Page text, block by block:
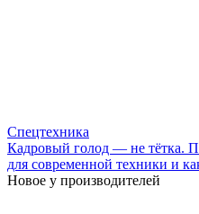
Спецтехника
Кадровый голод — не тётка.
для современной техники и
Новое у производителей